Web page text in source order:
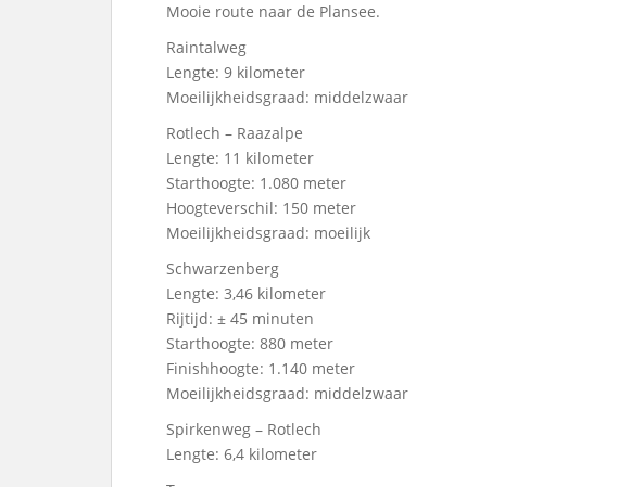
Mooie route naar de Plansee.
Raintalweg
Lengte: 9 kilometer
Moeilijkheidsgraad: middelzwaar
Rotlech – Raazalpe
Lengte: 11 kilometer
Starthoogte: 1.080 meter
Hoogteverschil: 150 meter
Moeilijkheidsgraad: moeilijk
Schwarzenberg
Lengte: 3,46 kilometer
Rijtijd: ± 45 minuten
Starthoogte: 880 meter
Finishhoogte: 1.140 meter
Moeilijkheidsgraad: middelzwaar
Spirkenweg – Rotlech
Lengte: 6,4 kilometer